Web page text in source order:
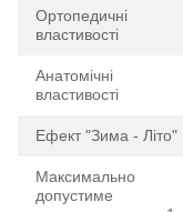
Ортопедичні
властивості
Анатомічні
властивості
Ефект "Зима - Літо"
Максимально
допустиме